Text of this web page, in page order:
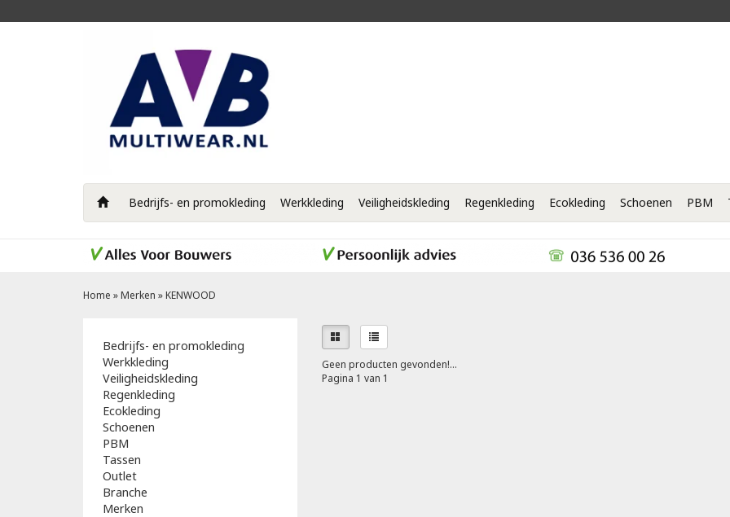
Bedrijfs- en promokleding Werkkleding Veiligheidskleding Regenkleding Ecokleding Schoenen PBM
Home »Merken »KENWOOD
Bedrijfs- en promokleding
Werkkleding
Veiligheidskleding
Regenkleding
Ecokleding
Schoenen
PBM
Tassen
Outlet
Branche
Merken
Geen producten gevonden!...
Pagina 1 van 1